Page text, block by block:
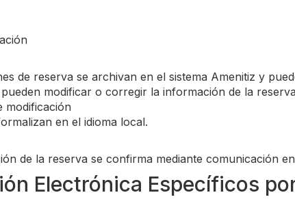
de reserva se archivan en el sistema Amenitiz y
pueden modificar o corregir la información de la
modificación
en el idioma local.
de la reserva se confirma mediante comunicación
Electrónica Específicos